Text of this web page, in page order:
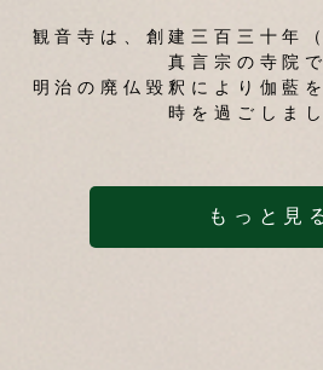
観音寺は、創建三百三十年
真言宗の寺院
明治の廃仏毀釈により伽藍
時を過ごしま
もっと見